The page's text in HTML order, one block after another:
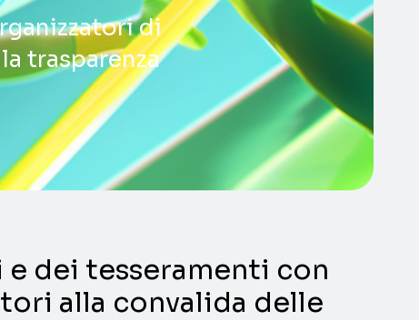
di
trasparenza
dei tesseramenti con
alla convalida delle